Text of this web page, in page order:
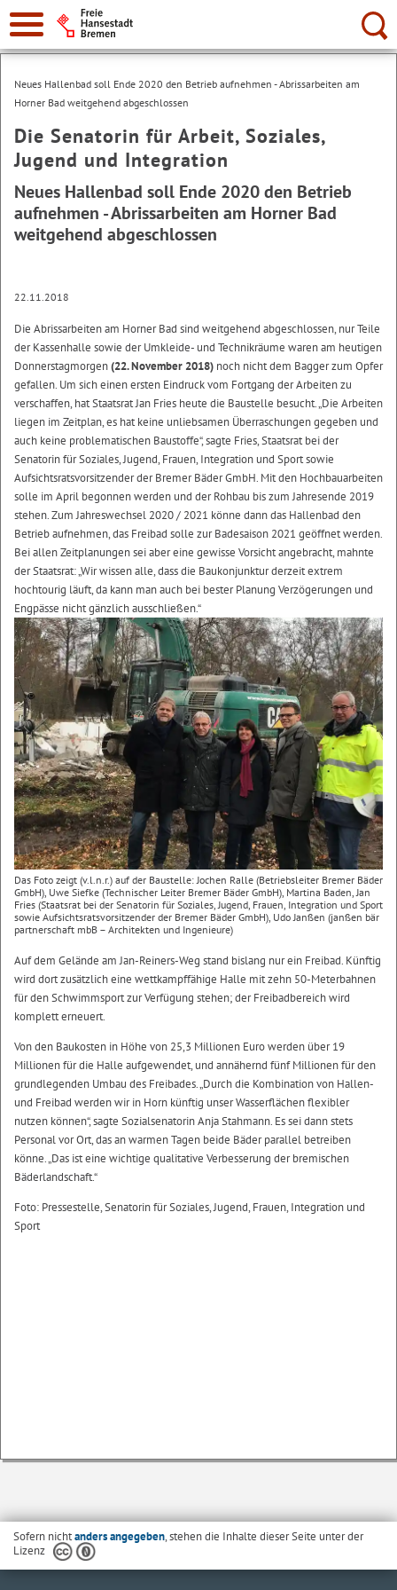
Suche:
Neues Hallenbad soll Ende 2020 den Betrieb aufnehmen - Abrissarbeiten am
Horner Bad weitgehend abgeschlossen
Die Senatorin für Arbeit, Soziales,
Jugend und Integration
Neues Hallenbad soll Ende 2020 den Betrieb
aufnehmen - Abrissarbeiten am Horner Bad
weitgehend abgeschlossen
22.11.2018
Die Abrissarbeiten am Horner Bad sind weitgehend abgeschlossen, nur Teile
der Kassenhalle sowie der Umkleide- und Technikräume waren am heutigen
Donnerstagmorgen(22. November 2018) noch nicht dem Bagger zum Opfer
gefallen. Um sich einen ersten Eindruck vom Fortgang der Arbeiten zu
verschaffen, hat Staatsrat Jan Fries heute die Baustelle besucht. „Die Arbeiten
liegen im Zeitplan, es hat keine unliebsamen Überraschungen gegeben und
auch keine problematischen Baustoffe“, sagte Fries, Staatsrat bei der
Senatorin für Soziales, Jugend, Frauen, Integration und Sport sowie
Aufsichtsratsvorsitzender der Bremer Bäder GmbH. Mit den Hochbauarbeiten
solle im April begonnen werden und der Rohbau bis zum Jahresende 2019
stehen. Zum Jahreswechsel 2020 / 2021 könne dann das Hallenbad den
Betrieb aufnehmen, das Freibad solle zur Badesaison 2021 geöffnet werden.
Bei allen Zeitplanungen sei aber eine gewisse Vorsicht angebracht, mahnte
der Staatsrat: „Wir wissen alle, dass die Baukonjunktur derzeit extrem
hochtourig läuft, da kann man auch bei bester Planung Verzögerungen und
Engpässe nicht gänzlich ausschließen.“
Das Foto zeigt (v.l.n.r.) auf der Baustelle: Jochen Ralle (Betriebsleiter Bremer Bäder
GmbH), Uwe Siefke (Technischer Leiter Bremer Bäder GmbH), Martina Baden, Jan
Fries (Staatsrat bei der Senatorin für Soziales, Jugend, Frauen, Integration und Sport
sowie Aufsichtsratsvorsitzender der Bremer Bäder GmbH), Udo Janßen (janßen bär
partnerschaft mbB – Architekten und Ingenieure)
Auf dem Gelände am Jan-Reiners-Weg stand bislang nur ein Freibad. Künftig
wird dort zusätzlich eine wettkampffähige Halle mit zehn 50-Meterbahnen
für den Schwimmsport zur Verfügung stehen; der Freibadbereich wird
komplett erneuert.
Von den Baukosten in Höhe von 25,3 Millionen Euro werden über 19
Millionen für die Halle aufgewendet, und annähernd fünf Millionen für den
grundlegenden Umbau des Freibades. „Durch die Kombination von Hallen-
und Freibad werden wir in Horn künftig unser Wasserflächen flexibler
nutzen können“, sagte Sozialsenatorin Anja Stahmann. Es sei dann stets
Personal vor Ort, das an warmen Tagen beide Bäder parallel betreiben
könne. „Das ist eine wichtige qualitative Verbesserung der bremischen
Bäderlandschaft.“
Foto: Pressestelle, Senatorin für Soziales, Jugend, Frauen, Integration und
Sport
Sofern nichtanders angegeben, stehen die Inhalte dieser Seite unter der
Lizenz